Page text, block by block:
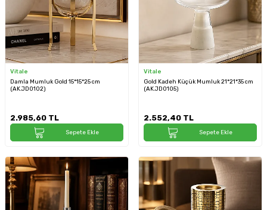
Vitale
Damla Mumluk Gold 15*15*25 cm
(AK.JD0102)
2.985,60 TL
Sepete Ekle
Vitale
Gold Kadeh Küçük Mumluk 21*21*35 cm
(AK.JD0105)
2.552,40 TL
Sepete Ekle